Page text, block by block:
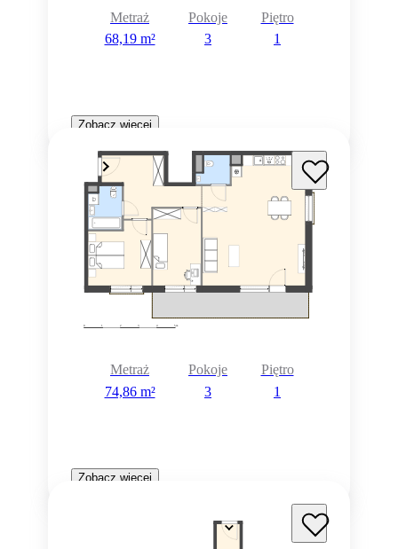
Metraż
68,19 m²
Pokoje
3
Piętro
1
Zobacz więcej
Metraż
74,86 m²
Pokoje
3
Piętro
1
Zobacz więcej